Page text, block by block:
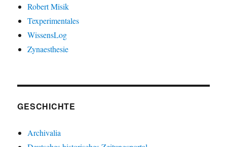
Robert Misik
Texperimentales
WissensLog
Zynaesthesie
GESCHICHTE
Archivalia